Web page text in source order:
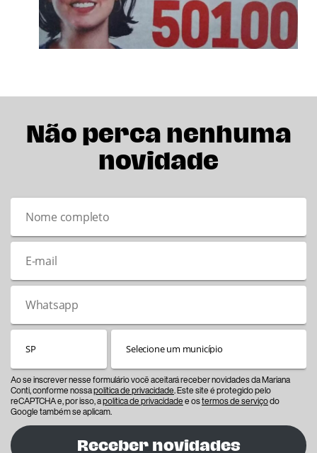
Não perca nenhuma
novidade
Ao se inscrever nesse formulário você aceitará receber novidades da Mariana
Conti, conforme nossapolítica de privacidade. Este site é protegido pelo
reCAPTCHA e, por isso, apolítica de privacidadee ostermos de serviçodo
Google também se aplicam.
Receber novidades